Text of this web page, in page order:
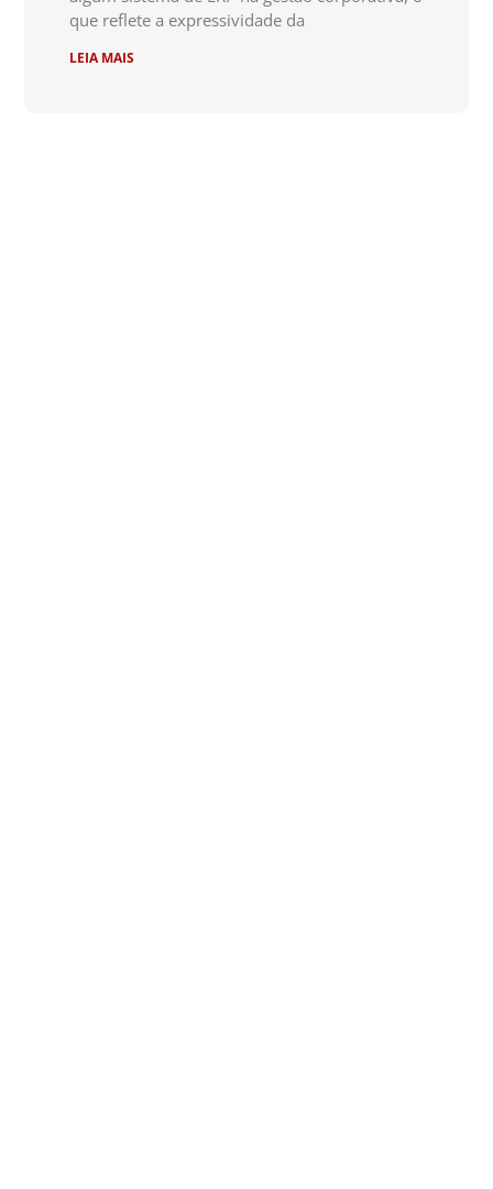
que reflete a expressividade da
LEIA MAIS